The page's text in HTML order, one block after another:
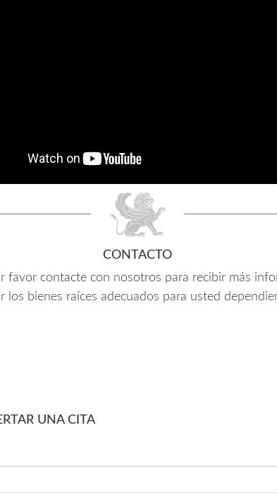
CONTACTO
favor contacte con nosotros para recibir más
bienes raíces adecuados para usted
UNA CITA